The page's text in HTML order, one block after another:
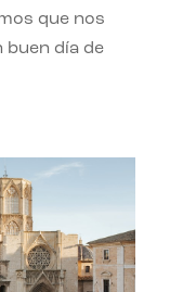
que nos
buen día de